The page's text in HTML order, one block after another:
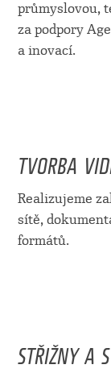
průmyslovou,
za podpory
a inovací.
TVORBA
Realizujeme
sítě,
formátů.
STŘIŽNY A